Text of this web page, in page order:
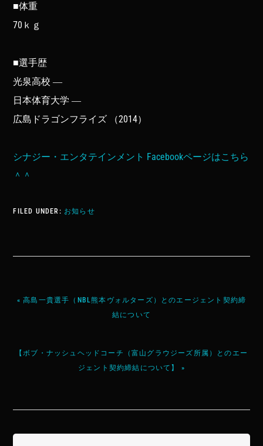
■体重
70ｋｇ
■選手歴
光泉高校 ―
日本体育大学 ―
広島ドラゴンフライズ （2014）
シナジー・エンタテインメント Facebookページはこちら
＾＾
FILED UNDER: お知らせ
« 高島一貴選手（NBL熊本ヴォルターズ）とのエージェント契約締
結について
【ボブ・ナッシュヘッドコーチ（富山グラウジーズ所属）とのエー
ジェント契約締結について】 »